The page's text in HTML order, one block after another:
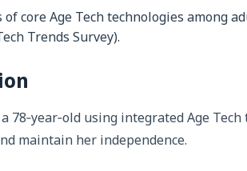
core Age Tech technologies among
Trends Survey).
using integrated Age Tech
maintain her independence.